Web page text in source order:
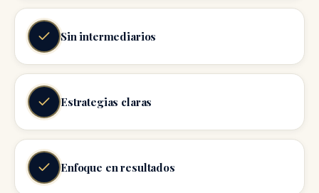
Sin intermediarios
Estrategias claras
Enfoque en resultados